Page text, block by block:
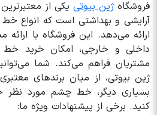
فروشگاه ژین بیوتی یکی از
آرایشی و بهداشتی است که انواع
ارائه می‌دهد. این فروشگاه با ارائه
داخلی و خارجی، امکان خرید
مشتریان فراهم می‌کند. شما
ژین بیوتی، از میان برندهای
بسیاری دیگر، خط چشم مورد نظر
کنید. برخی از پیشنهادات ویژه ما: